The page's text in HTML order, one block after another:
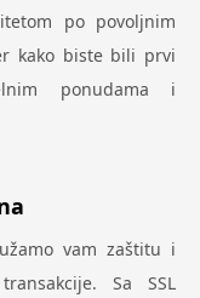
po povoljnim
kako biste bili prvi
ponudama i
vam zaštitu i
Sa SSL